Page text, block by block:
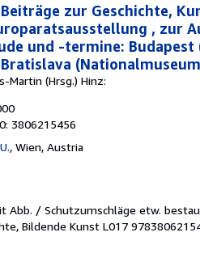
zur Geschichte,
, zur
und -termine:
Martin (Hrsg.) Hinz:
3806215456
, Wien, Austria
Abb. / Schutzumschläge etw.
Bildende Kunst L017